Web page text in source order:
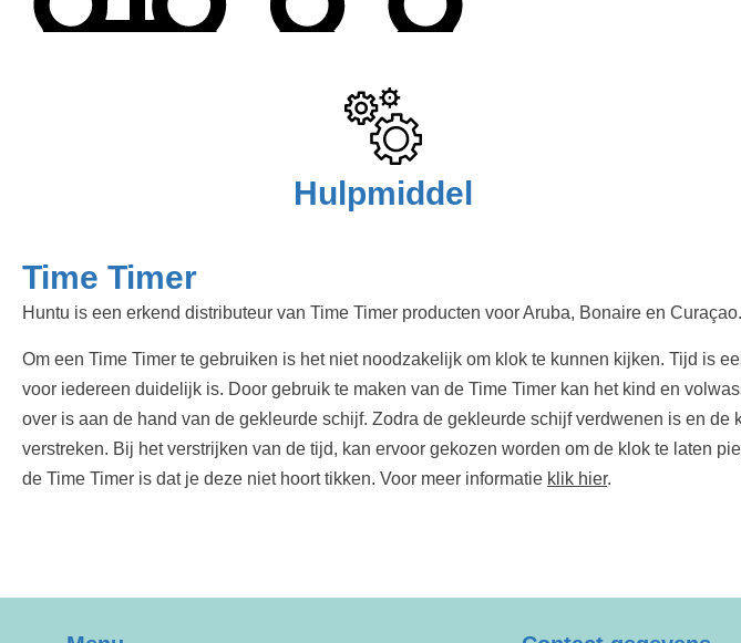
Hulpmiddel
Time Timer
Huntu is een erkend distributeur van Time Timer producten voor Aruba, Bonaire en Curaçao.
Om een Time Timer te gebruiken is het niet noodzakelijk om klok te kunnen kijken. Tijd is
voor iedereen duidelijk is. Door gebruik te maken van de Time Timer kan het kind en
over is aan de hand van de gekleurde schijf. Zodra de gekleurde schijf verdwenen is en de
verstreken. Bij het verstrijken van de tijd, kan ervoor gekozen worden om de klok te laten
de Time Timer is dat je deze niet hoort tikken. Voor meer informatie klik hier.